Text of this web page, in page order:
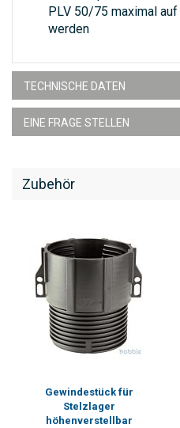
PLV 50/75 maximal
werden
TECHNISCHE DATEN
EINE FRAGE STELLEN
Zubehör
Gewindestück für
Stelzlager
höhenverstellbar